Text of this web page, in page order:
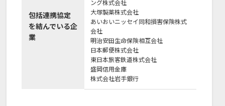
包括連携協定
を結んでいる企
業
ング株式会社
大塚製薬株式会社
あいおいニッセイ同和損害保険株式
会社
明治安田生命保険相互会社
日本郵便株式会社
東日本旅客鉄道株式会社
盛岡信用金庫
株式会社岩手銀行